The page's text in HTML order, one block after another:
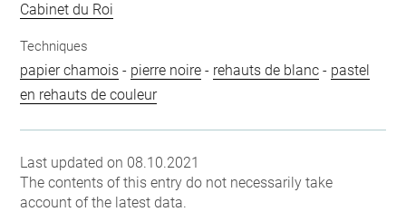
Cabinet du Roi
Techniques
papier chamois - pierre noire - rehauts de blanc - pastel
en rehauts de couleur
Last updated on 08.10.2021
The contents of this entry do not necessarily take
account of the latest data.